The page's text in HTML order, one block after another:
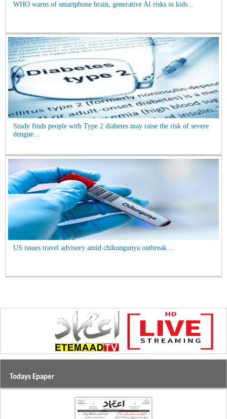
WHO warns of smartphone brain, generative AI risks in kids...
Study finds people with Type 2 diabetes may raise the risk of severe
dengue...
US issues travel advisory amid chikungunya outbreak...
Todays Epaper